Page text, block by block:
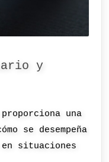
y
una
se desempeña
situaciones